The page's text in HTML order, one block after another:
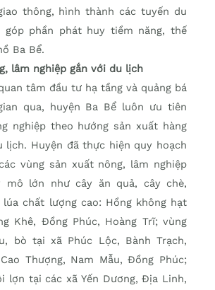
thông, hình thành các tuyến du
góp phần phát huy tiềm năng, thế
Ba Bể.
lâm nghiệp gắn với du lịch
tâm đầu tư hạ tầng và quảng bá
qua, huyện Ba Bể luôn ưu tiên
nghiệp theo hướng sản xuất hàng
lịch. Huyện đã thực hiện quy hoạch
vùng sản xuất nông, lâm nghiệp
mô lớn như cây ăn quả, cây chè,
chất lượng cao: Hồng không hạt
Khê, Đồng Phúc, Hoàng Trĩ; vùng
bò tại xã Phúc Lộc, Bành Trạch,
Thượng, Nam Mẫu, Đồng Phúc;
lợn tại các xã Yến Dương, Địa Linh,